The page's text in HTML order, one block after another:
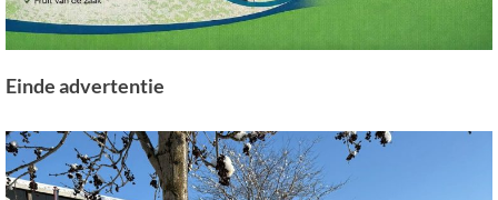
Einde advertentie